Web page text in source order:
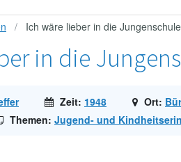
Ich wäre lieber in die
in die
Zeit: 1948 Ort:
Themen: Jugend- und